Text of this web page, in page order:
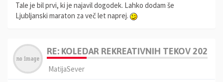
Tale je bil prvi, ki je najavil dogodek. Lahko dodam še
Ljubljanski maraton za več let naprej.
RE: KOLEDAR REKREATIVNIH TEKOV 2025
MatijaSever